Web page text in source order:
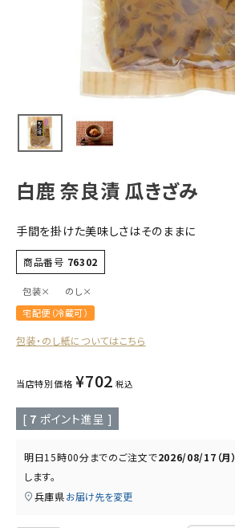
カテゴリーから探す
酒器
ギフト
キーワードから探す
ギフト
受賞酒
飲み比べ
セット
大容量
白鹿 奈良漬 瓜きざみ
手間を掛けた美味しさはそのままに
商品番号 76302
包装×
のし×
宅配便（冷蔵可）
包装・のし紙についてはこちら
当店特別価格 ¥702 税込
[ 7 ポイント進呈 ]
明日15時00分までのご注文で2026/08/17（月）
します。
兵庫県お届け先を変更